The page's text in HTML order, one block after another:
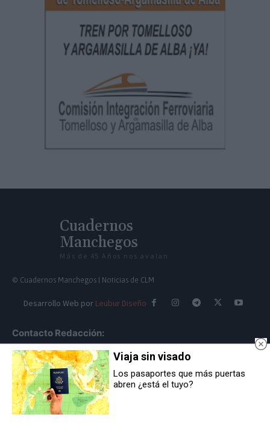
Cuadernos
Manchegos
Más de 45 Años nos avalan
© Cuadernos Manchegos | Noticias de CLM
Desarrollo Web por Leubur Diseño
Contacto Redacción:
redaccion@cuadernosmanchegos.com
Contacto Dirección:
Viaja sin visado
Los pasaportes que más puertas
abren ¿está el tuyo?